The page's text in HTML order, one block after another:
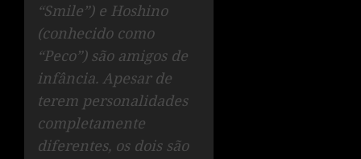
“Smile”) e Hoshino
(conhecido como
“Peco”) são amigos de
infância. Apesar de
terem personalidades
completamente
diferentes, os dois são